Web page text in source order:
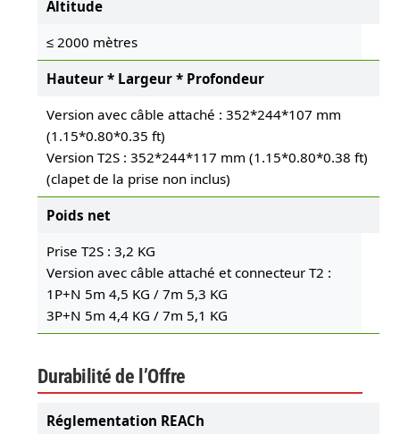
Altitude
≤ 2000 mètres
Hauteur * Largeur * Profondeur
Version avec câble attaché : 352*244*107 mm
(1.15*0.80*0.35 ft)
Version T2S : 352*244*117 mm (1.15*0.80*0.38 ft)
(clapet de la prise non inclus)
Poids net
Prise T2S : 3,2 KG
Version avec câble attaché et connecteur T2 :
1P+N 5m 4,5 KG / 7m 5,3 KG
3P+N 5m 4,4 KG / 7m 5,1 KG
Durabilité de l’Offre
Réglementation REACh